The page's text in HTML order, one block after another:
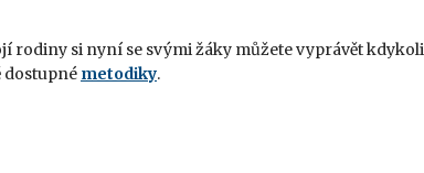
rodiny si nyní se svými žáky můžete vyprávět
dostupné metodiky.